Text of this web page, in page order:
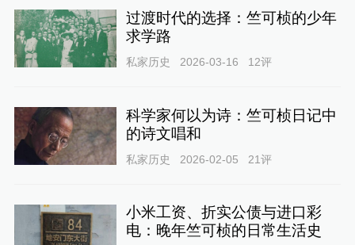
过渡时代的选择：竺可桢的少年
求学路
私家历史 2026-03-16 12评
科学家何以为诗：竺可桢日记中
的诗文唱和
私家历史 2026-02-05 21评
小米工资、折实公债与进口彩
电：晚年竺可桢的日常生活史